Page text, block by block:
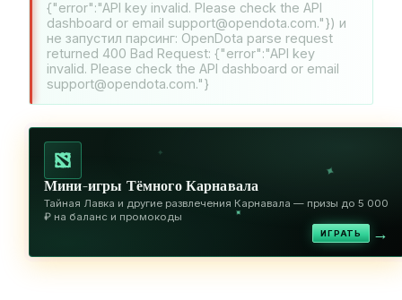
{"error":"API key invalid. Please check the API
dashboard or email support@opendota.com."}) и
не запустил парсинг: OpenDota parse request
returned 400 Bad Request: {"error":"API key
invalid. Please check the API dashboard or email
support@opendota.com."}
✦
✦
✦
Мини-игры Тёмного Карнавала
Тайная Лавка и другие развлечения Карнавала — призы до 5 000
₽ на баланс и промокоды
ИГРАТЬ →